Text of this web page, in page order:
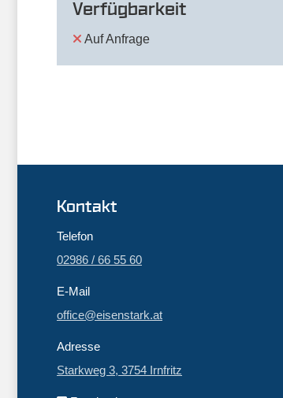
Verfügbarkeit
Auf Anfrage
Kontakt
Telefon
02986 / 66 55 60
E-Mail
office@eisenstark.at
Adresse
Starkweg 3, 3754 Irnfritz